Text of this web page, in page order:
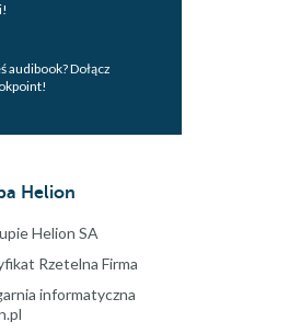
audibook? Dołącz
Helion
Helion SA
Rzetelna Firma
informatyczna